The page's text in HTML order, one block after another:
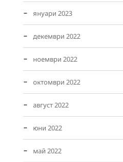
януари 2023
декември 2022
ноември 2022
октомври 2022
август 2022
юни 2022
май 2022